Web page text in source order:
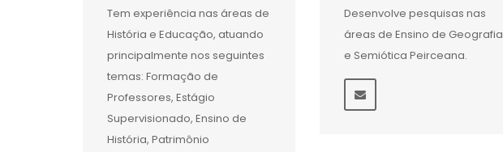
Tem experiência nas áreas de
História e Educação, atuando
principalmente nos seguintes
temas: Formação de
Professores, Estágio
Supervisionado, Ensino de
História, Patrimônio
Desenvolve pesquisas nas
áreas de Ensino de Geografia
e Semiótica Peirceana.